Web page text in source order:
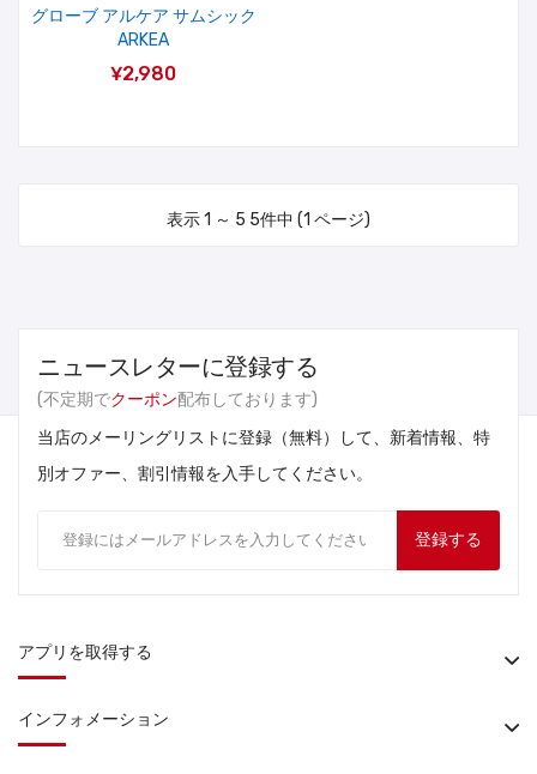
グローブ アルケア サムシック
ARKEA
¥2,980
表示 1 ～ 5 5件中 (1 ページ)
ニュースレターに登録する
(不定期でクーポン配布しております)
当店のメーリングリストに登録（無料）して、新着情報、特
別オファー、割引情報を入手してください。
登録する
アプリを取得する
インフォメーション